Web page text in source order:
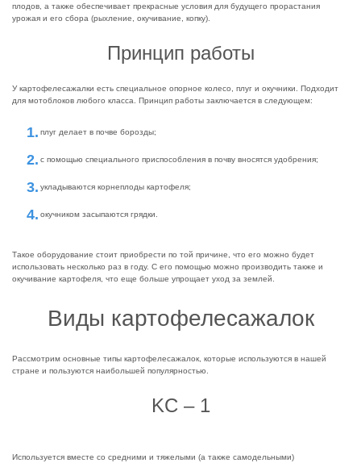
плодов, а также обеспечивает прекрасные условия для будущего прорастания
урожая и его сбора (рыхление, окучивание, копку).
Принцип работы
У картофелесажалки есть специальное опорное колесо, плуг и окучники. Подходит
для мотоблоков любого класса. Принцип работы заключается в следующем:
плуг делает в почве борозды;
с помощью специального приспособления в почву вносятся удобрения;
укладываются корнеплоды картофеля;
окучником засыпаются грядки.
Такое оборудование стоит приобрести по той причине, что его можно будет
использовать несколько раз в году. С его помощью можно производить также и
окучивание картофеля, что еще больше упрощает уход за землей.
Виды картофелесажалок
Рассмотрим основные типы картофелесажалок, которые используются в нашей
стране и пользуются наибольшей популярностью.
KC – 1
Используется вместе со средними и тяжелыми (а также самодельными)